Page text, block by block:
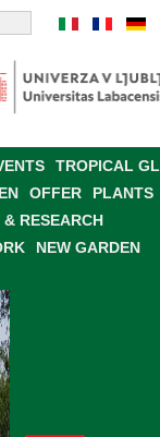
TROPICAL
OFFER
PLANTS
RESEARCH
NEW GARDEN